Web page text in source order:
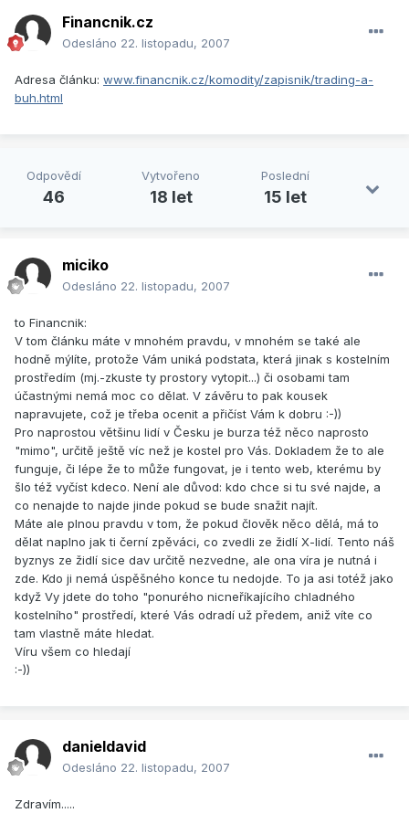
Financnik.cz
Odesláno 22. listopadu, 2007
Adresa článku: www.financnik.cz/komodity/zapisnik/trading-a-
buh.html
Odpovědí
46
Vytvořeno
18 let
Poslední
15 let
miciko
Odesláno 22. listopadu, 2007
to Financnik:
V tom článku máte v mnohém pravdu, v mnohém se také ale
hodně mýlíte, protože Vám uniká podstata, která jinak s kostelním
prostředím (mj.-zkuste ty prostory vytopit...) či osobami tam
účastnými nemá moc co dělat. V závěru to pak kousek
napravujete, což je třeba ocenit a přičíst Vám k dobru :-))
Pro naprostou většinu lidí v Česku je burza též něco naprosto
"mimo", určitě ještě víc než je kostel pro Vás. Dokladem že to ale
funguje, či lépe že to může fungovat, je i tento web, kterému by
šlo též vyčíst kdeco. Není ale důvod: kdo chce si tu své najde, a
co nenajde to najde jinde pokud se bude snažit najít.
Máte ale plnou pravdu v tom, že pokud člověk něco dělá, má to
dělat naplno jak ti černí zpěváci, co zvedli ze židlí X-lidí. Tento náš
byznys ze židlí sice dav určitě nezvedne, ale ona víra je nutná i
zde. Kdo ji nemá úspěšného konce tu nedojde. To ja asi totéž jako
když Vy jdete do toho "ponurého nicneříkajícího chladného
kostelního" prostředí, které Vás odradí už předem, aniž víte co
tam vlastně máte hledat.
Víru všem co hledají
:-))
danieldavid
Odesláno 22. listopadu, 2007
Zdravím.....